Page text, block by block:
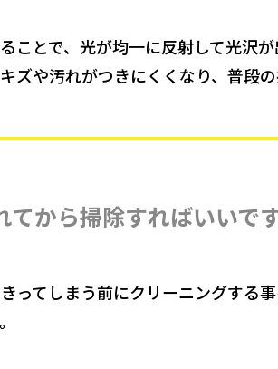
ことで、光が均一に反射して光沢
ズや汚れがつきにくくなり、普段の
てから掃除すればいいで
ってしまう前にクリーニングする